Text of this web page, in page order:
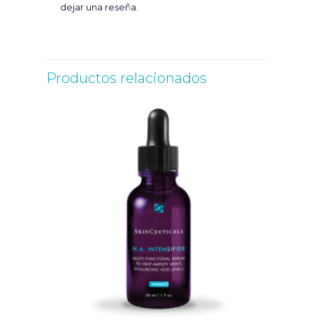
dejar una reseña.
Productos relacionados